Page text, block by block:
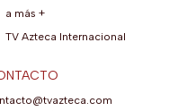
a más +
TV Azteca Internacional